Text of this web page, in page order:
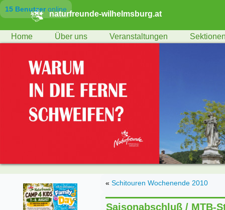
15 Benutzeronline
naturfreunde-wilhelmsburg.at
Home Über uns Veranstaltungen
« Schitouren Wochenende 2010
Saisonabschluß / MTB-